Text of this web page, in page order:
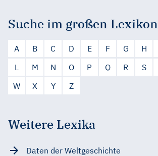
Suche im großen Lexikon
A B C D E F G H
L
M N O P Q R S
W
X Y Z
Weitere Lexika
Daten der Weltgeschichte